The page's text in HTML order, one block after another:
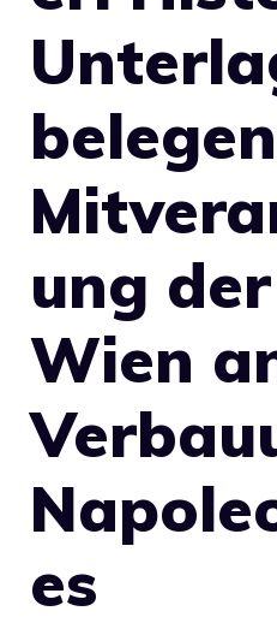
belegen
ung
Wien
es